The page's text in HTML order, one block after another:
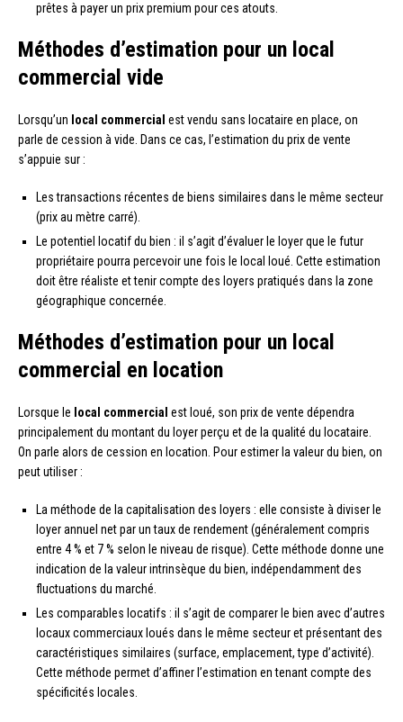
prêtes à payer un prix premium pour ces atouts.
Méthodes d’estimation pour un local
commercial vide
Lorsqu’un local commercial est vendu sans locataire en place, on
parle de cession à vide. Dans ce cas, l’estimation du prix de vente
s’appuie sur :
Les transactions récentes de biens similaires dans le même secteur
(prix au mètre carré).
Le potentiel locatif du bien : il s’agit d’évaluer le loyer que le futur
propriétaire pourra percevoir une fois le local loué. Cette estimation
doit être réaliste et tenir compte des loyers pratiqués dans la zone
géographique concernée.
Méthodes d’estimation pour un local
commercial en location
Lorsque le local commercial est loué, son prix de vente dépendra
principalement du montant du loyer perçu et de la qualité du locataire.
On parle alors de cession en location. Pour estimer la valeur du bien, on
peut utiliser :
La méthode de la capitalisation des loyers : elle consiste à diviser le
loyer annuel net par un taux de rendement (généralement compris
entre 4 % et 7 % selon le niveau de risque). Cette méthode donne une
indication de la valeur intrinsèque du bien, indépendamment des
fluctuations du marché.
Les comparables locatifs : il s’agit de comparer le bien avec d’autres
locaux commerciaux loués dans le même secteur et présentant des
caractéristiques similaires (surface, emplacement, type d’activité).
Cette méthode permet d’affiner l’estimation en tenant compte des
spécificités locales.